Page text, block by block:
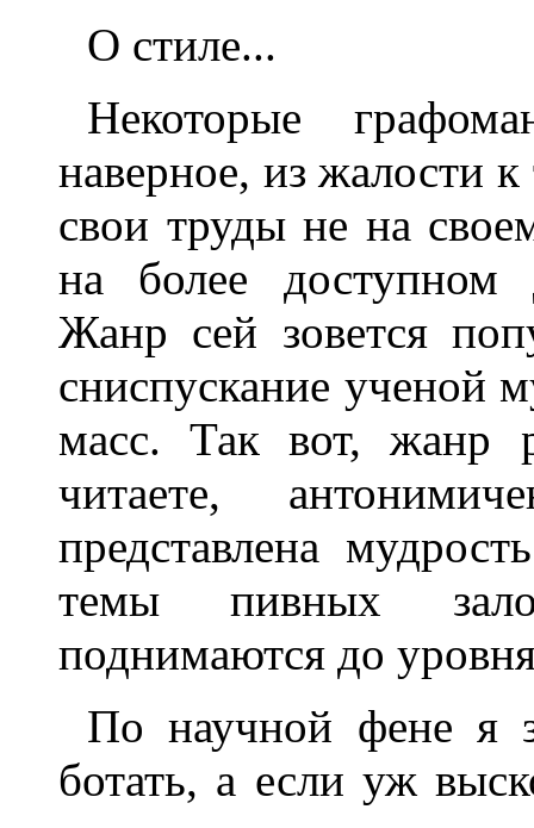
О стиле...
Некоторые
наверное, из жалости
свои труды не на
на более доступном
Жанр сей зовется
сниспускание ученой
масс. Так вот, жанр
читаете,
представлена
темы пивных
поднимаются до
По научной фене я
ботать, а если уж